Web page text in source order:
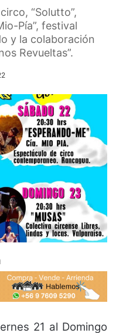
“Solutto”,
Pía”, festival
y la colaboración
Revueltas”.
21 al Domingo